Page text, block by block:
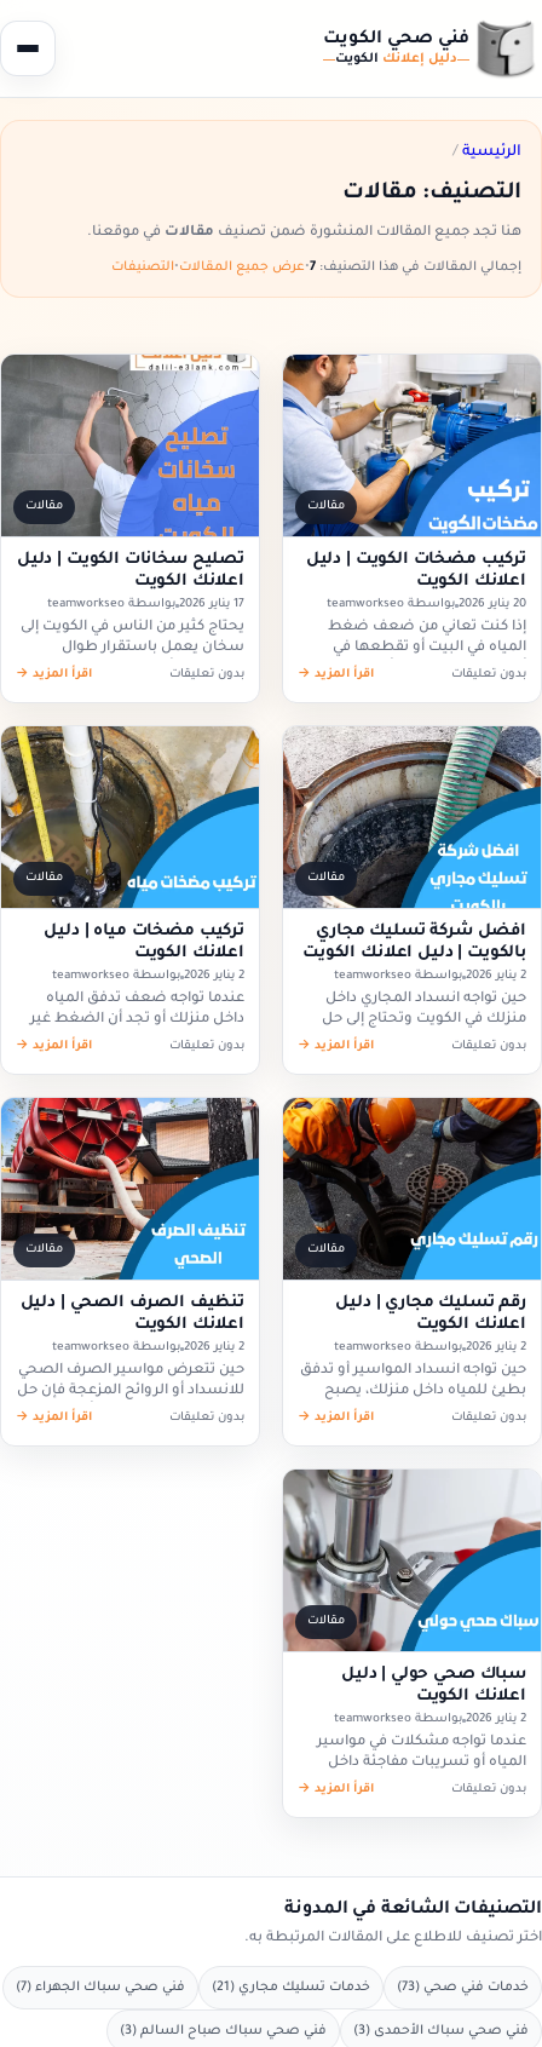
فني صحي الكويت
دليل إعلانك الكويت
الرئيسية /
التصنيف: مقالات
هنا تجد جميع المقالات المنشورة ضمن تصنيف مقالات في موقعنا.
إجمالي المقالات في هذا التصنيف: •عرض جميع المقالات•التصنيفات
مقالات
تركيب مضخات الكويت | دليل
اعلانك الكويت
20 يناير 2026 بواسطة teamworkseo
إذا كنت تعاني من ضعف ضغط
المياه في البيت أو تقطعها في
أوقات الذروة، فغالبا أنت بحاجة إلى
بدون تعليقات اقرأ المزيد →
مقالات
تصليح سخانات الكويت | دليل
اعلانك الكويت
17 يناير 2026 بواسطة teamworkseo
يحتاج كثير من الناس في الكويت إلى
سخان يعمل باستقرار طوال
الوقت، لأن أي خلل قد يسبب تعطل
بدون تعليقات اقرأ المزيد →
مقالات
افضل شركة تسليك مجاري
بالكويت | دليل اعلانك الكويت
2 يناير 2026 بواسطة teamworkseo
حين تواجه انسداد المجاري داخل
منزلك في الكويت وتحتاج إلى حل
سريع وموثوق، يصبح اختيار افضل
إلى…
بدون تعليقات اقرأ المزيد →
مقالات
تركيب مضخات مياه | دليل
اعلانك الكويت
2 يناير 2026 بواسطة teamworkseo
عندما تواجه ضعف تدفق المياه
داخل منزلك أو تجد أن الضغط غير
كافٍ في الطوابق العليا، يصبح
بدون تعليقات اقرأ المزيد →
مقالات
رقم تسليك مجاري | دليل
اعلانك الكويت
2 يناير 2026 بواسطة teamworkseo
حين تواجه انسداد المواسير أو تدفق
بطيئ للمياه داخل منزلك، يصبح
البحث عن رقم تسليك مجاري
ولذلك يقدم…
بدون تعليقات اقرأ المزيد →
مقالات
تنظيف الصرف الصحي | دليل
اعلانك الكويت
2 يناير 2026 بواسطة teamworkseo
حين تتعرض مواسير الصرف الصحي
للانسداد أو الروائح المزعجة فإن حل
المشكلة بسرعة يصبح أمر ضروري
بدون تعليقات اقرأ المزيد →
مقالات
سباك صحي حولي | دليل
اعلانك الكويت
2 يناير 2026 بواسطة teamworkseo
عندما تواجه مشكلات في مواسير
المياه أو تسريبات مفاجئة داخل
منزلك في حولي، يصبح الحصول على
بدون تعليقات اقرأ المزيد →
التصنيفات الشائعة في المدونة
اختر تصنيف للاطلاع على المقالات المرتبطة به.
خدمات فني صحي (73) خدمات تسليك مجاري (21) فني صحي سباك الجهراء (7)
فني صحي سباك الأحمدى (3) فني صحي سباك صباح السالم (3)